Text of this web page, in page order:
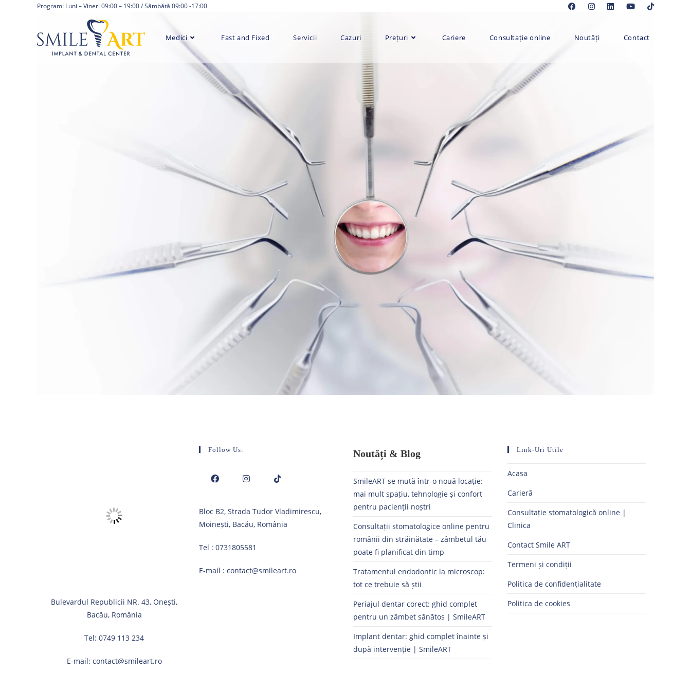
Program: Luni – Vineri 09:00 – 19:00 / Sâmbătă 09:00 -17:00
Medici Fast and Fixed Servicii Cazuri Prețuri Cariere Consultație online Noutăți Contact
Bulevardul Republicii NR. 43, Onești,
Bacău, România
Tel: 0749 113 234
E-mail: contact@smileart.ro
Follow Us:
in
a
tab
in
a
tab
in
a
Bloc B2, Strada Tudor Vladimirescu,
Moinești, Bacău, România
Tel : 0731805581
E-mail : contact@smileart.ro
Noutăți & Blog
SmileART se mută într-o nouă locație:
mai mult spațiu, tehnologie și confort
pentru pacienții noștri
Consultații stomatologice online pentru
românii din străinătate – zâmbetul tău
poate fi planificat din timp
Tratamentul endodontic la microscop:
tot ce trebuie să știi
Periajul dentar corect: ghid complet
pentru un zâmbet sănătos | SmileART
Implant dentar: ghid complet înainte și
după intervenție | SmileART
Link-Uri Utile
Acasa
Carieră
Consultație stomatologică online |
Clinica
Contact Smile ART
Termeni și condiții
Politica de confidențialitate
Politica de cookies